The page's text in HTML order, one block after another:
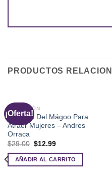
PRODUCTOS
¡Oferta!
SEDUCCIÓN
Tácticas Del Mágoo Para
Atraer Mujeres – Andres
Orraca
$29.00 El
original
era:
$12.99El
actual
es:
AÑADIR AL CARRITO